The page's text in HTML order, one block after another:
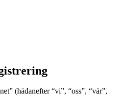
(hädanefter “vi”, “oss”, “vår”,